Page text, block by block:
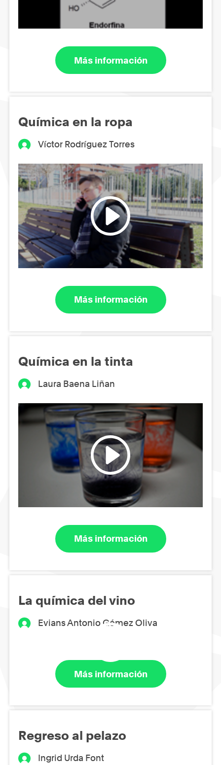
Más información
Química en la ropa
Víctor Rodríguez Torres
Más información
Química en la tinta
Laura Baena Liñan
Más información
La química del vino
Evians Antonio Gómez Oliva
Más información
Regreso al pelazo
Ingrid Urda Font